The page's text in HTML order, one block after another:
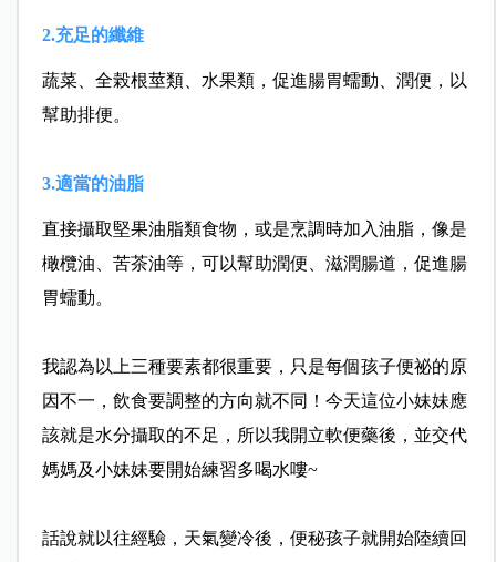
2.充足的纖維
蔬菜、全榖根莖類、水果類，促進腸胃蠕動、 潤便，以
幫助排便。
3.適當的油脂
直接攝取堅果油脂類食物，或是烹調時加入油 脂，像是
橄欖油、苦茶油等，可以幫助潤便、滋潤腸道，促進腸
胃蠕動。
我認為以上三種要素都很重要，只是每個孩子便祕的原
因不一，飲食要調整的方向就不同！今天這位小妹妹應
該就是水分攝取的不足，所以我開立軟便藥後，並交代
媽媽及小妹妹要開始練習多喝水嘍~
話說就以往經驗，天氣變冷後， 便秘孩子就開始陸續回